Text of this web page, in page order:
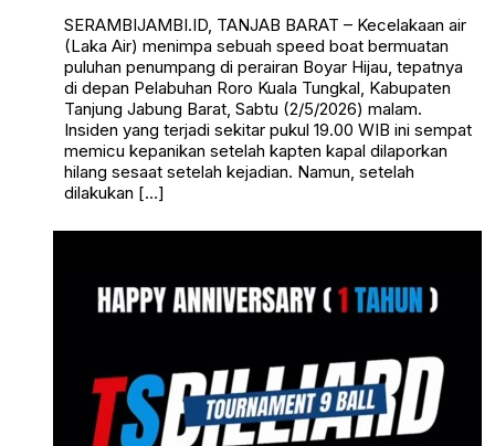
SERAMBIJAMBI.ID, TANJAB BARAT – Kecelakaan air
(Laka Air) menimpa sebuah speed boat bermuatan
puluhan penumpang di perairan Boyar Hijau, tepatnya
di depan Pelabuhan Roro Kuala Tungkal, Kabupaten
Tanjung Jabung Barat, Sabtu (2/5/2026) malam.
Insiden yang terjadi sekitar pukul 19.00 WIB ini sempat
memicu kepanikan setelah kapten kapal dilaporkan
hilang sesaat setelah kejadian. Namun, setelah
dilakukan […]